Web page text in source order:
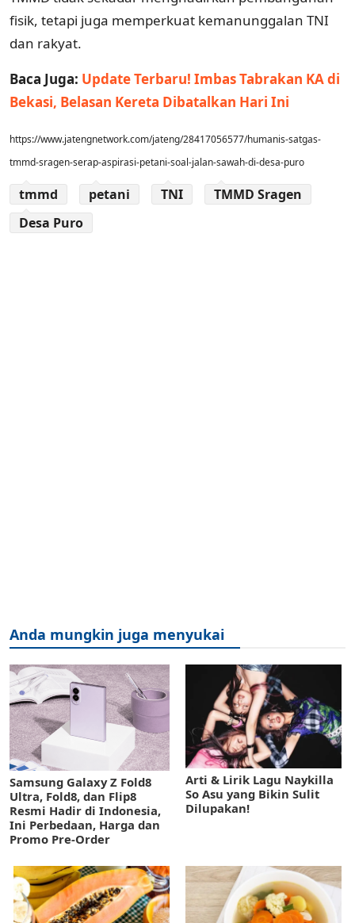
fisik, tetapi juga memperkuat kemanunggalan TNI
dan rakyat.
Baca Juga: Update Terbaru! Imbas Tabrakan KA di
Bekasi, Belasan Kereta Dibatalkan Hari Ini
https://www.jatengnetwork.com/jateng/28417056577/humanis-satgas-
tmmd-sragen-serap-aspirasi-petani-soal-jalan-sawah-di-desa-puro
tmmd petani TNI
TMMD Sragen
Desa Puro
Anda mungkin juga menyukai
Samsung Galaxy Z Fold8
Ultra, Fold8, dan Flip8
Resmi Hadir di Indonesia,
Ini Perbedaan, Harga dan
Promo Pre-Order
Arti & Lirik Lagu Naykilla
So Asu yang Bikin Sulit
Dilupakan!